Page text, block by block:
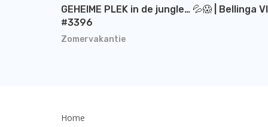
Zomervakantie
GEHEIME PLEK in de jungle… 💦😱 | Bellinga
#3396
Home